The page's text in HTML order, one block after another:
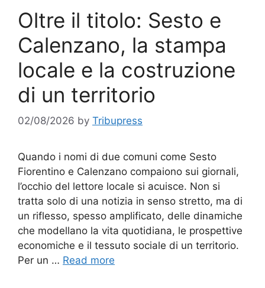
Oltre il titolo: Sesto e
Calenzano, la stampa
locale e la costruzione
di un territorio
02/08/2026 by Tribupress
Quando i nomi di due comuni come Sesto
Fiorentino e Calenzano compaiono sui giornali,
l’occhio del lettore locale si acuisce. Non si
tratta solo di una notizia in senso stretto, ma di
un riflesso, spesso amplificato, delle dinamiche
che modellano la vita quotidiana, le prospettive
economiche e il tessuto sociale di un territorio.
Per un … Read more